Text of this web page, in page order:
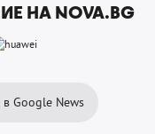
НА NOVA.BG
в Google News